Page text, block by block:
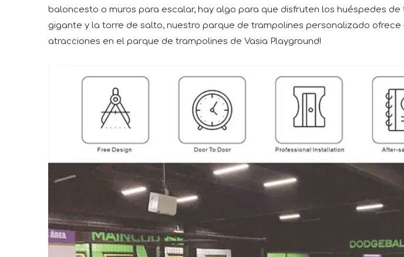
baloncesto o muros para escalar, hay algo para que disfruten los huéspedes
gigante y la torre de salto, nuestro parque de trampolines personalizado
atracciones en el parque de trampolines de Vasia Playground!